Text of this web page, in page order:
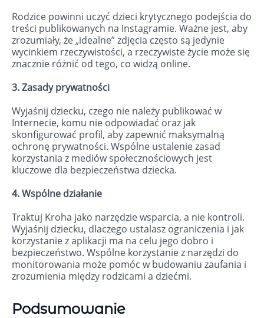
Rodzice powinni uczyć dzieci krytycznego podejścia do
treści publikowanych na Instagramie. Ważne jest, aby
zrozumiały, że „idealne” zdjęcia często są jedynie
wycinkiem rzeczywistości, a rzeczywiste życie może się
znacznie różnić od tego, co widzą online.
3. Zasady prywatności
Wyjaśnij dziecku, czego nie należy publikować w
Internecie, komu nie odpowiadać oraz jak
skonfigurować profil, aby zapewnić maksymalną
ochronę prywatności. Wspólne ustalenie zasad
korzystania z mediów społecznościowych jest
kluczowe dla bezpieczeństwa dziecka.
4. Wspólne działanie
Traktuj Kroha jako narzędzie wsparcia, a nie kontroli.
Wyjaśnij dziecku, dlaczego ustalasz ograniczenia i jak
korzystanie z aplikacji ma na celu jego dobro i
bezpieczeństwo. Wspólne korzystanie z narzędzi do
monitorowania może pomóc w budowaniu zaufania i
zrozumienia między rodzicami a dziećmi.
Podsumowanie